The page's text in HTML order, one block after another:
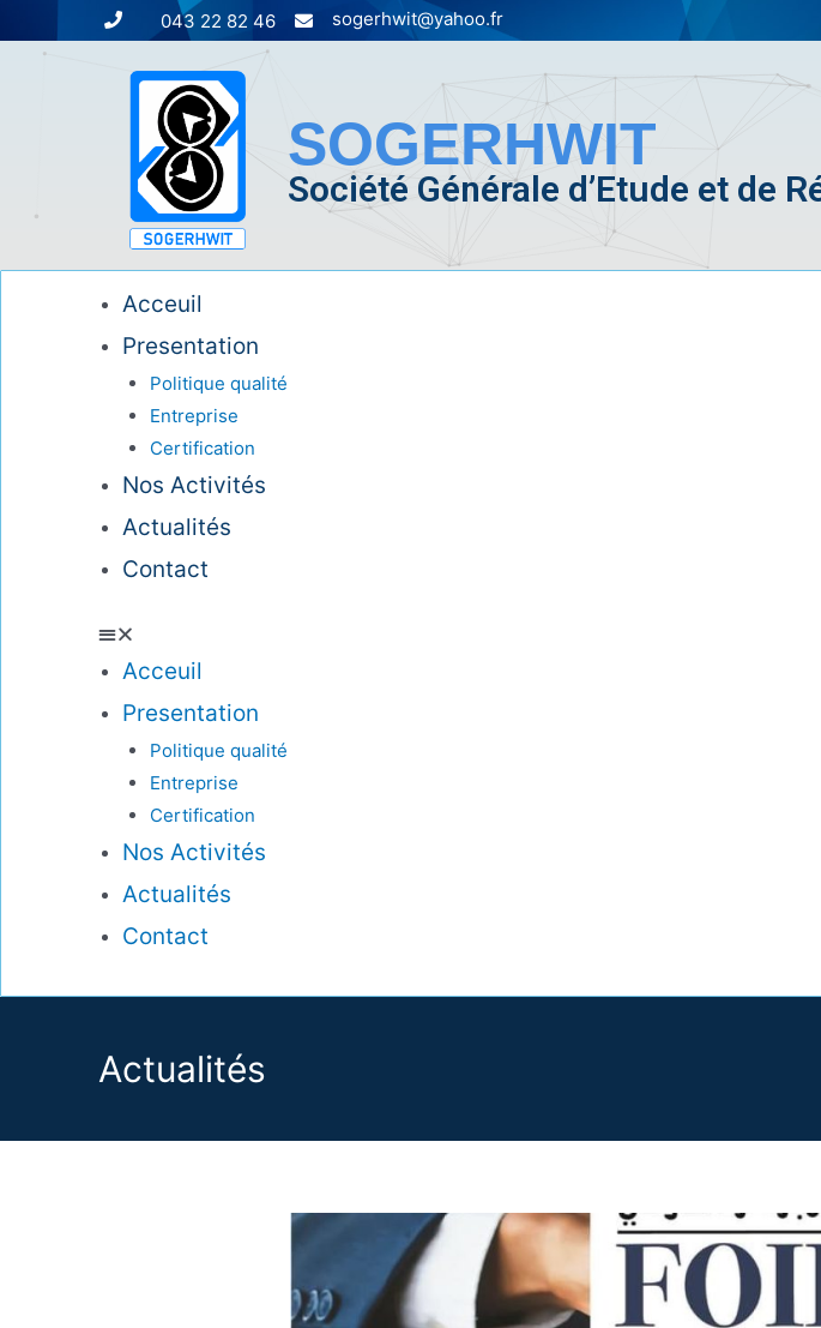
sogerhwit@yahoo.fr
043 22 82 46
SOGERHWIT
Société Générale d’Etude et de
Acceuil
Presentation
Politique qualité
Entreprise
Certification
Nos Activités
Actualités
Contact
Acceuil
Presentation
Politique qualité
Entreprise
Certification
Nos Activités
Actualités
Contact
Actualités